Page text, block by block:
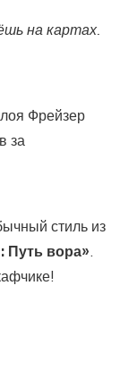
на картах.
Фрейзер
за
стиль из
Путь вора».